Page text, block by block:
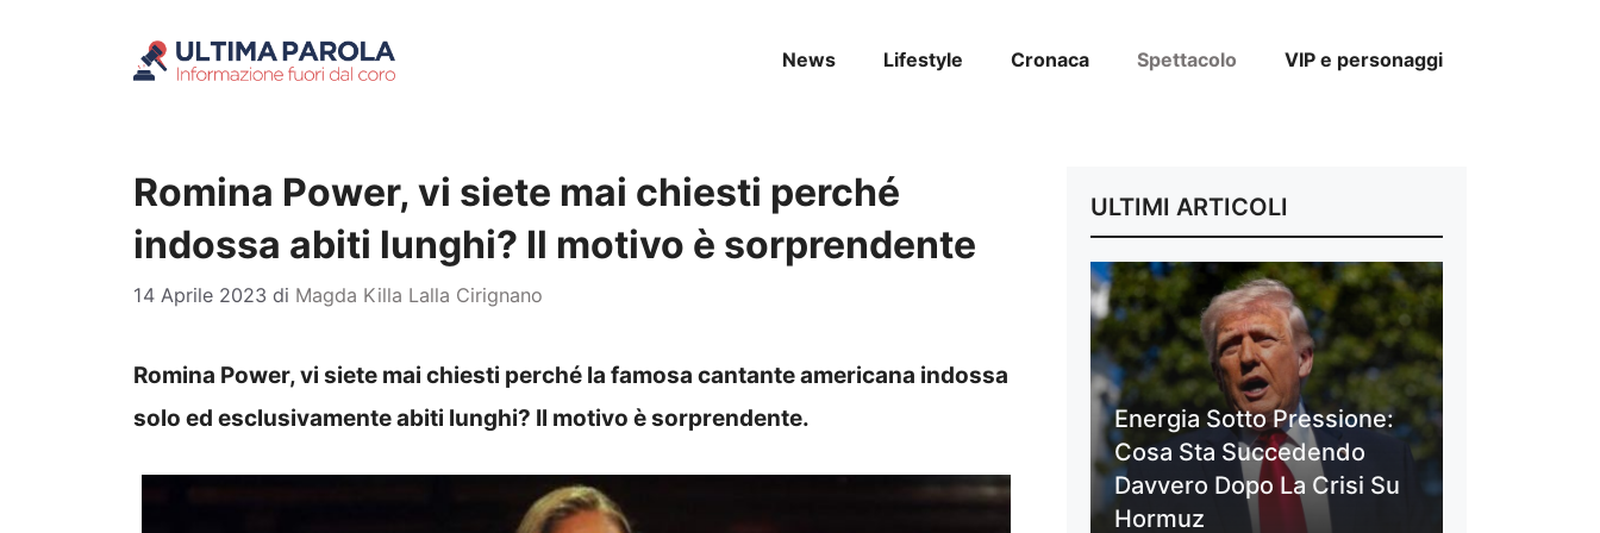
News Lifestyle Cronaca Spettacolo VIP e personaggi
Romina Power, vi siete mai chiesti perché
indossa abiti lunghi? Il motivo è sorprendente
14 Aprile 2023 di Magda Killa Lalla Cirignano
Romina Power, vi siete mai chiesti perché la famosa cantante americana indossa
solo ed esclusivamente abiti lunghi? Il motivo è sorprendente.
ULTIMI ARTICOLI
Energia Sotto Pressione:
Cosa Sta Succedendo
Davvero Dopo La Crisi Su
Hormuz